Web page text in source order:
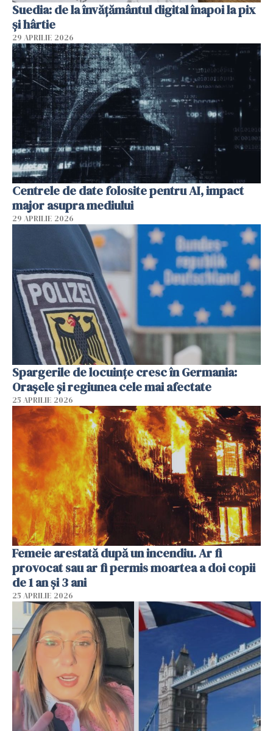
Suedia: de la învățământul digital înapoi la pix
și hârtie
29 APRILIE 2026
Centrele de date folosite pentru AI, impact
major asupra mediului
29 APRILIE 2026
Spargerile de locuințe cresc în Germania:
Orașele și regiunea cele mai afectate
25 APRILIE 2026
Femeie arestată după un incendiu. Ar fi
provocat sau ar fi permis moartea a doi copii
de 1 an și 3 ani
25 APRILIE 2026